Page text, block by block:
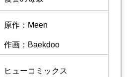
原作：Meen
作画：Baekdoo
ヒューコミックス